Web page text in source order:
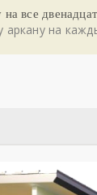
все
аркану на